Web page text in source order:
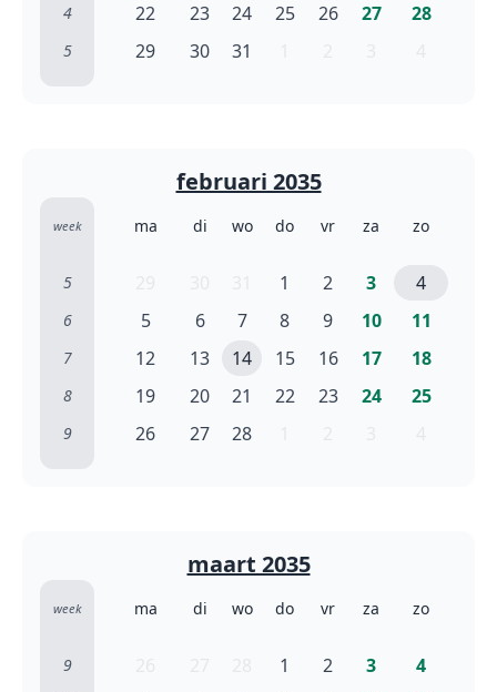
4 22 23 24 25 26 27 28
5 29 30 31
februari 2035
week ma di wo do vr za zo
5 1 2 3 4
6 5 6 7 8 9 10 11
7 12 13 14 15 16 17 18
8 19 20 21 22 23 24 25
9 26 27 28
maart 2035
week ma di wo do vr za zo
9 1 2 3 4